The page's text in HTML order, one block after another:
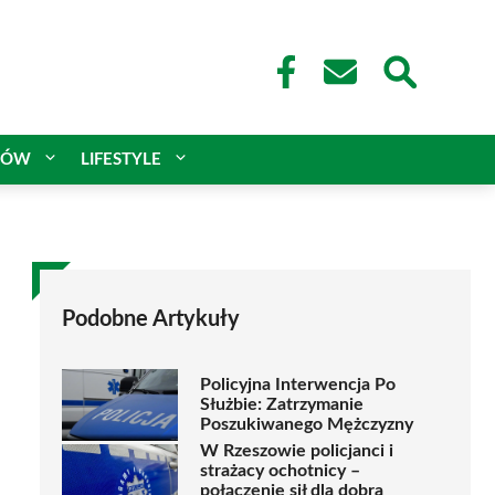
LIFESTYLE
Podobne Artykuły
Policyjna Interwencja Po
Służbie: Zatrzymanie
Poszukiwanego Mężczyzny
W Rzeszowie policjanci i
strażacy ochotnicy –
połączenie sił dla dobra